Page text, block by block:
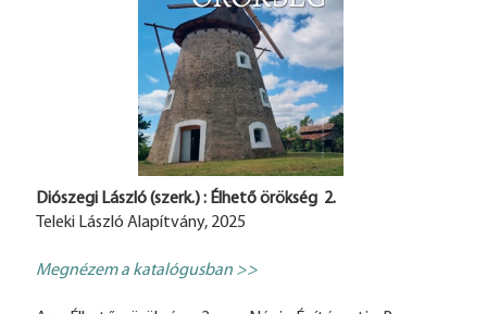
Diószegi László (szerk.) : Élhető örökség 2.
Teleki László Alapítvány, 2025
Megnézem a katalógusban >>